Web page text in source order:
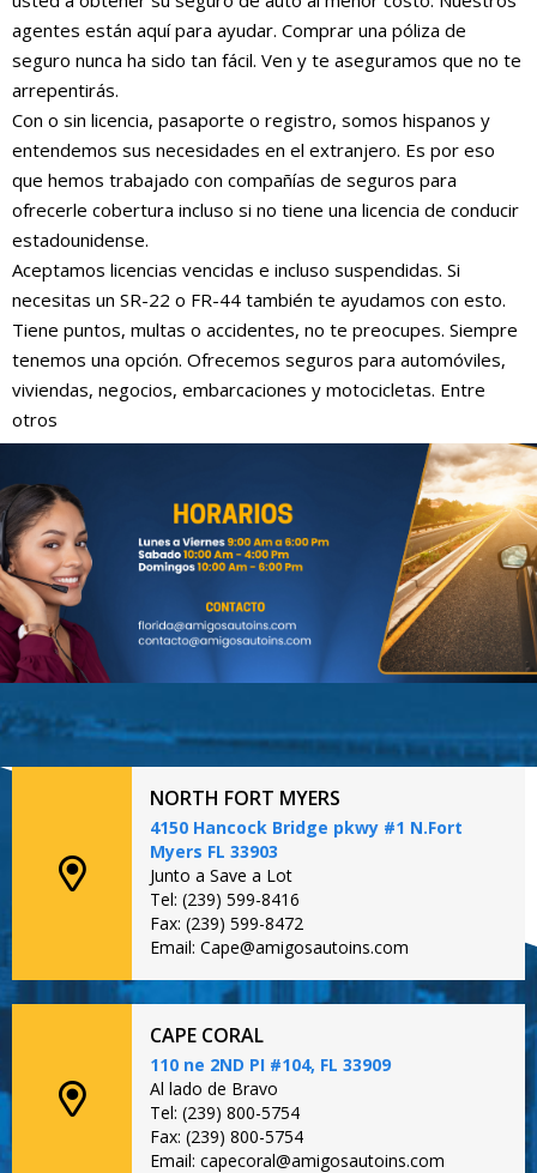
agentes están aquí para ayudar. Comprar una póliza de
seguro nunca ha sido tan fácil. Ven y te aseguramos que no te
arrepentirás.
Con o sin licencia, pasaporte o registro, somos hispanos y
entendemos sus necesidades en el extranjero. Es por eso
que hemos trabajado con compañías de seguros para
ofrecerle cobertura incluso si no tiene una licencia de conducir
estadounidense.
Aceptamos licencias vencidas e incluso suspendidas. Si
necesitas un SR-22 o FR-44 también te ayudamos con esto.
Tiene puntos, multas o accidentes, no te preocupes. Siempre
tenemos una opción. Ofrecemos seguros para automóviles,
viviendas, negocios, embarcaciones y motocicletas. Entre
otros
NORTH FORT MYERS
4150 Hancock Bridge pkwy #1 N.Fort
Myers FL 33903
Junto a Save a Lot
Tel: (239) 599-8416
Fax: (239) 599-8472
Email: Cape@amigosautoins.com
CAPE CORAL
110 ne 2ND PI #104, FL 33909
Al lado de Bravo
Tel: (239) 800-5754
Fax: (239) 800-5754
Email: capecoral@amigosautoins.com